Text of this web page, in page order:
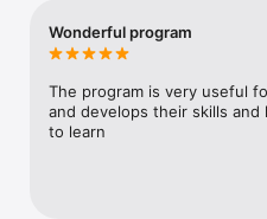
على
— تجربة شخصية تربط الطفل باسمه.
رتّب بالحجم، يمين/يسار، اقطع
والصق،
Wonderful program
The program is very useful
and develops their skills and
to learn